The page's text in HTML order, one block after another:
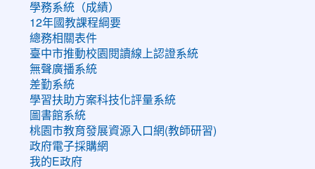
學務系統（成績）
12年國教課程綱要
總務相關表件
臺中市推動校園閱讀線上認證系統
無聲廣播系統
差勤系統
學習扶助方案科技化評量系統
圖書館系統
桃園市教育發展資源入口網(教師研習)
政府電子採購網
我的E政府